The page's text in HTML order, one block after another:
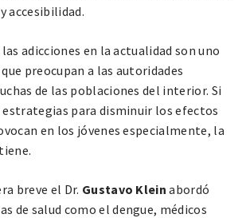
accesibilidad.
adicciones en la actualidad son uno
preocupan a las autoridades
de las poblaciones del interior. Si
estrategias para disminuir los efectos
en los jóvenes especialmente, la
breve el Dr. Gustavo Klein abordó
de salud como el dengue, médicos